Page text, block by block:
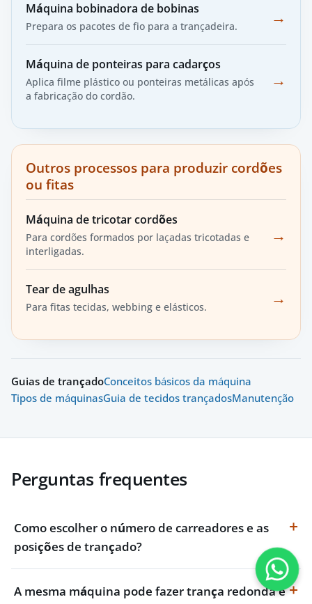
Máquina bobinadora de bobinas
Prepara os pacotes de fio para a trançadeira. →
Máquina de ponteiras para cadarços
Aplica filme plástico ou ponteiras metálicas após
a fabricação do cordão.
→
Outros processos para produzir cordões
ou fitas
Máquina de tricotar cordões
Para cordões formados por laçadas tricotadas e
interligadas.
→
Tear de agulhas
Para fitas tecidas, webbing e elásticos. →
Guias de trançadoConceitos básicos da máquina
Tipos de máquinasGuia de tecidos trançadosManutenção
Perguntas frequentes
Como escolher o número de carreadores e as
posições de trançado?
A mesma máquina pode fazer trança redonda e